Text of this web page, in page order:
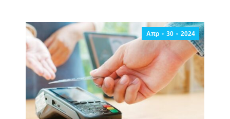
Απρ 30 2024